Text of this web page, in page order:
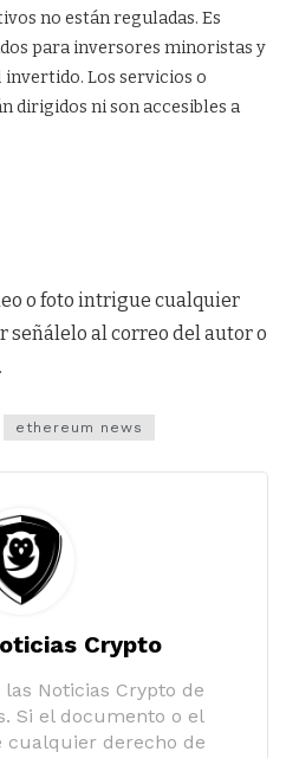
no están reguladas. Es
para inversores minoristas y
Los servicios o
dirigidos ni son accesibles a
o foto intrigue cualquier
señálelo al correo del autor o
ethereum news
Crypto
Noticias Crypto de
Si el documento o el
cualquier derecho de